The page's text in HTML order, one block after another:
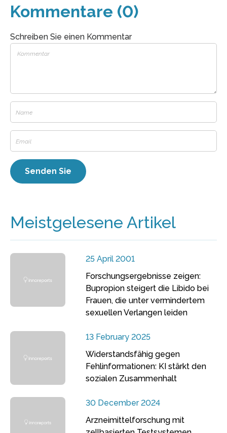
Kommentare (0)
Schreiben Sie einen Kommentar
Meistgelesene Artikel
25 April 2001
Forschungsergebnisse zeigen:
Bupropion steigert die Libido bei
Frauen, die unter vermindertem
sexuellen Verlangen leiden
13 February 2025
Widerstandsfähig gegen
Fehlinformationen: KI stärkt den
sozialen Zusammenhalt
30 December 2024
Arzneimittelforschung mit